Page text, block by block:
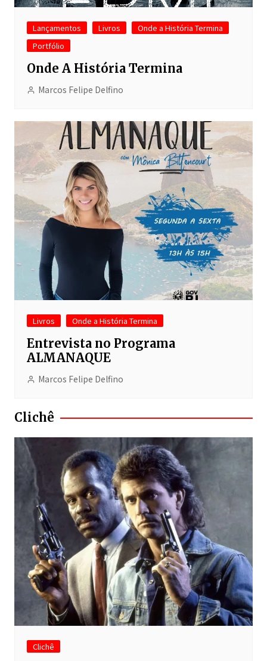
Lançamentos Livros
Onde a História Termina
Portfólio
Onde A História Termina
Marcos Felipe Delfino
Livros Onde a História Termina
Entrevista no Programa
ALMANAQUE
Marcos Felipe Delfino
Clichê
Clichê